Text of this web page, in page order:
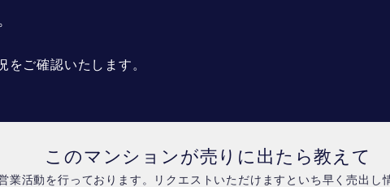
をご確認いたします。
このマンションが売りに出たら教えて
業活動を行っております。リクエストいただけますといち早く売出し